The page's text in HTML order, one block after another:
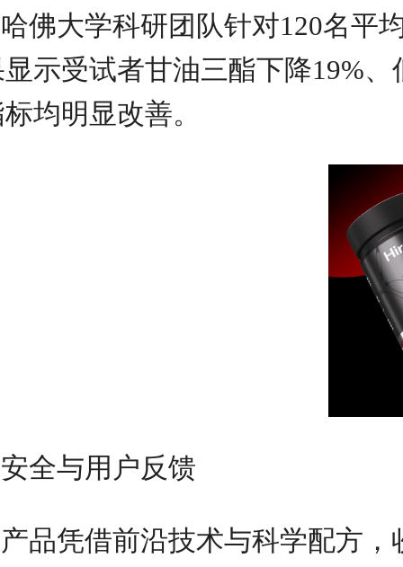
哈佛大学科研团队针对120名平
示受试者甘油三酯下降19%
均明显改善。
安全与用户反馈
产品凭借前沿技术与科学配方